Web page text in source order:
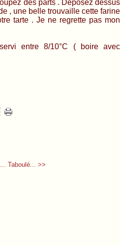
des parts . Déposez dessus
, une belle trouvaille cette farine
tarte . Je ne regrette pas mon
entre 8/10°C ( boire avec
Taboulé... >>